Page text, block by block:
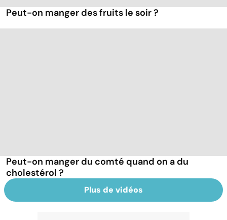
Peut-on manger des fruits le soir ?
Peut-on manger du comté quand on a du
cholestérol ?
Plus de vidéos